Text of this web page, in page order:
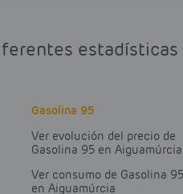
estadísticas
Gasolina 95
Ver evolución del precio de
Gasolina 95 en Aiguamúrcia
Ver consumo de Gasolina 95
en Aiguamúrcia